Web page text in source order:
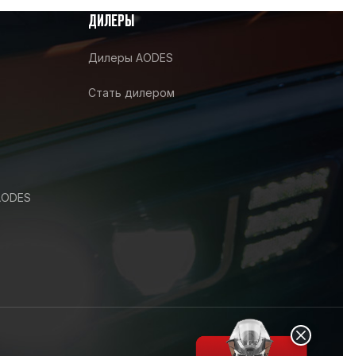
ДИЛЕРЫ
Дилеры AODES
Стать дилером